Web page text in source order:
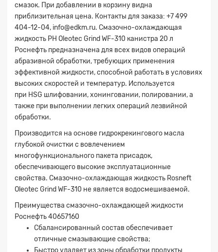
смазок. При добавлении в корзину видна
приблизительная цена. Контакты для заказа: +7 499
404-12-04, info@edkm.ru. Смазочно-охлаждающая
жидкость РН Oleotec Grind WF-310 канистра 20 л
Роснефть предназначена для всех видов операций
абразивной обработки, требующих применения
эффективной жидкости, способной работать в условиях
высоких скоростей и температур. Используется
при HSG шлифовании, хонинговании, полировании, а
также при выполнении легких операций лезвийной
обработки.
Производится на основе гидрокрекингового масла
глубокой очистки с вовлечением
многофункционального пакета присадок,
обеспечивающего высокие эксплуатационные
свойства. Смазочно-охлаждающая жидкость Rosneft
Oleotec Grind WF-310 не является водосмешиваемой.
Преимущества смазочно-охлаждающей жидкости
Роснефть 40657160
Сбалансированный состав обеспечивает
отличные смазывающие свойства;
Быстро удаляет из зоны обработки продукты
Заявка на расчет